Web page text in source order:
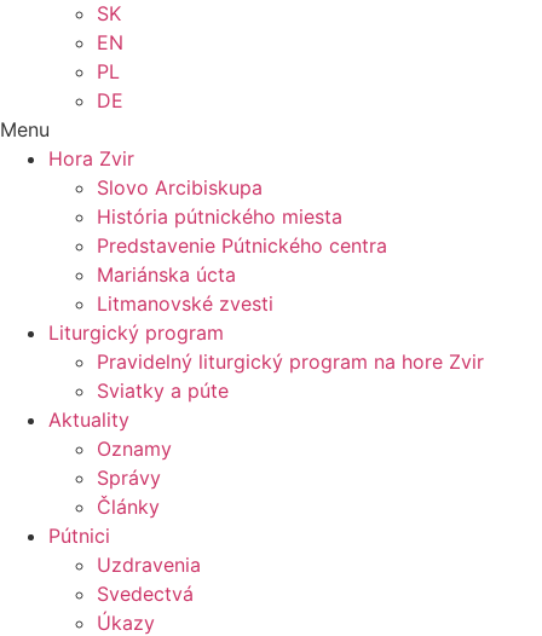
SK
EN
PL
DE
Menu
Hora Zvir
Slovo Arcibiskupa
História pútnického miesta
Predstavenie Pútnického centra
Mariánska úcta
Litmanovské zvesti
Liturgický program
Pravidelný liturgický program na hore Zvir
Sviatky a púte
Aktuality
Oznamy
Správy
Články
Pútnici
Uzdravenia
Svedectvá
Úkazy